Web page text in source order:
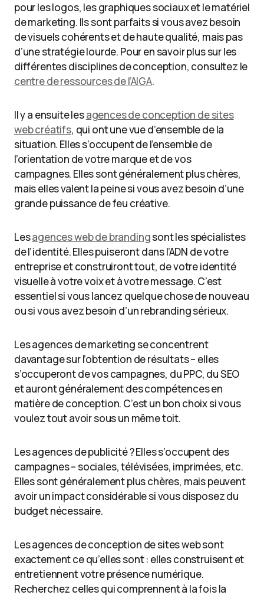
pour les logos, les graphiques sociaux et le matériel
de marketing. Ils sont parfaits si vous avez besoin
de visuels cohérents et de haute qualité, mais pas
d’une stratégie lourde. Pour en savoir plus sur les
différentes disciplines de conception, consultez le
centre de ressources de l’AIGA.
Il y a ensuite lesagences de conception de sites
web créatifs, qui ont une vue d’ensemble de la
situation. Elles s’occupent de l’ensemble de
l’orientation de votre marque et de vos
campagnes. Elles sont généralement plus chères,
mais elles valent la peine si vous avez besoin d’une
grande puissance de feu créative.
Lesagences web de brandingsont les spécialistes
de l’identité. Elles puiseront dans l’ADN de votre
entreprise et construiront tout, de votre identité
visuelle à votre voix et à votre message. C’est
essentiel si vous lancez quelque chose de nouveau
ou si vous avez besoin d’un rebranding sérieux.
Les agences de marketing se concentrent
davantage sur l’obtention de résultats – elles
s’occuperont de vos campagnes, du PPC, du SEO
et auront généralement des compétences en
matière de conception. C’est un bon choix si vous
voulez tout avoir sous un même toit.
Les agences de publicité ? Elles s’occupent des
campagnes – sociales, télévisées, imprimées, etc.
Elles sont généralement plus chères, mais peuvent
avoir un impact considérable si vous disposez du
budget nécessaire.
Les agences de conception de sites web sont
exactement ce qu’elles sont : elles construisent et
entretiennent votre présence numérique.
Recherchez celles qui comprennent à la fois la